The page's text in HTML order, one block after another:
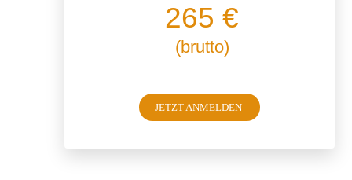
265 €
(brutto)
JETZT ANMELDEN